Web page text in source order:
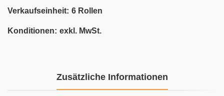
Verkaufseinheit: 6 Rollen
Konditionen: exkl. MwSt.
Zusätzliche Informationen